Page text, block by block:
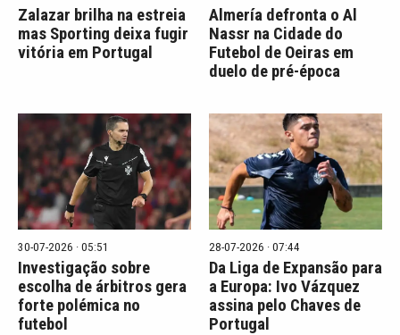
Zalazar brilha na estreia
mas Sporting deixa fugir
vitória em Portugal
Almería defronta o Al
Nassr na Cidade do
Futebol de Oeiras em
duelo de pré-época
30-07-2026 · 05:51
Investigação sobre
escolha de árbitros gera
forte polémica no
futebol
28-07-2026 · 07:44
Da Liga de Expansão para
a Europa: Ivo Vázquez
assina pelo Chaves de
Portugal